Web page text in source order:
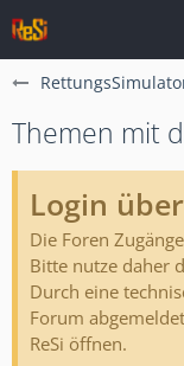
Themen mit
Login
Die Foren
Bitte nutze daher
Durch eine
Forum
ReSi öffnen.